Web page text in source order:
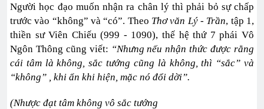
Người học đạo muốn nhận ra chân lý thì phải bỏ sự chấp
trước vào “không” và “có”. Theo Thơ văn Lý - Trần, tập 1,
thiền sư Viên Chiếu (999 - 1090), thế hệ thứ 7 phái Vô
Ngôn Thông cũng viết: “Nhưng nếu nhận thức được rằng
cái tâm là không, sắc tướng cũng là không, thì “sắc” và
“không” , khi ẩn khi hiện, mặc nó đổi dời”.
(Nhược đạt tâm không vô sắc tướng